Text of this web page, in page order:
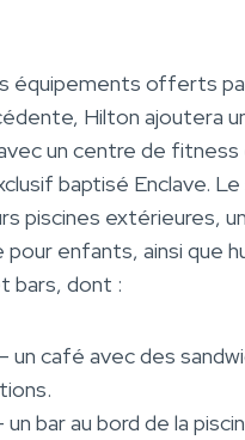
équipements offerts
Hilton ajoutera
un centre de fitness
baptisé Enclave. Le
piscines extérieures,
pour enfants, ainsi que
bars, dont :
un café avec des
un bar au bord de la